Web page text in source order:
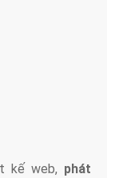
kế web, phát